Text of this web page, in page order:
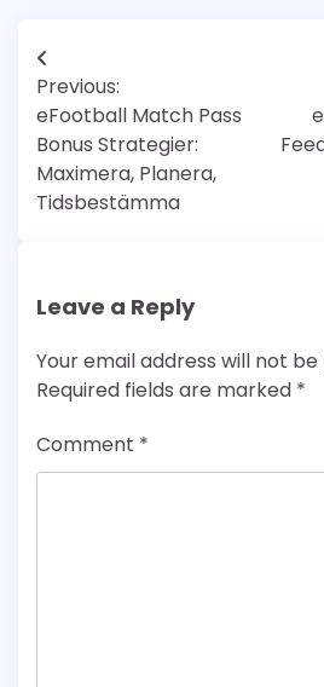
Post
navigation
Previous:
eFootball Match Pass
Bonus Strategier:
Maximera, Planera,
Tidsbestämma
Leave a Reply
Your email address will not be
Required fields are marked *
Comment *